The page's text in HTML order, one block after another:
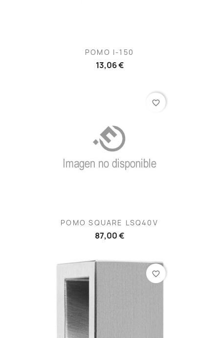
POMO I-150
13,06 €
POMO SQUARE LSQ40V
87,00 €
favorite_border
favorite_border